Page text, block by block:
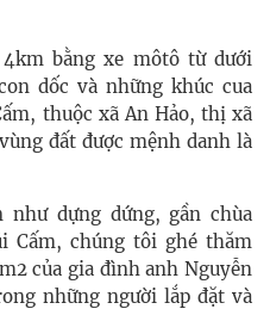
bằng xe môtô từ dưới
dốc và những khúc cua
thuộc xã An Hảo, thị xã
đất được mệnh danh là
như dựng dứng, gần chùa
Cấm, chúng tôi ghé thăm
của gia đình anh Nguyễn
những người lắp đặt và